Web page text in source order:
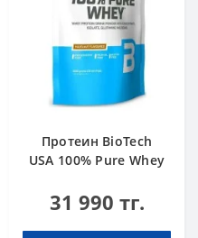
Протеин BioTech
USA 100% Pure Whey
31 990 тг.